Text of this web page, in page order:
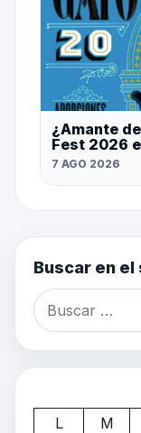
¿Amante
Fest 2026
7 AGO 2026
Buscar en el
L
M